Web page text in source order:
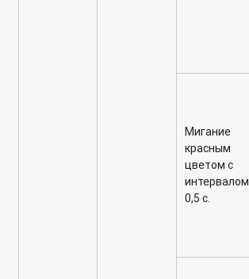
Мигание
красным
цветом с
интервалом
0,5 с.